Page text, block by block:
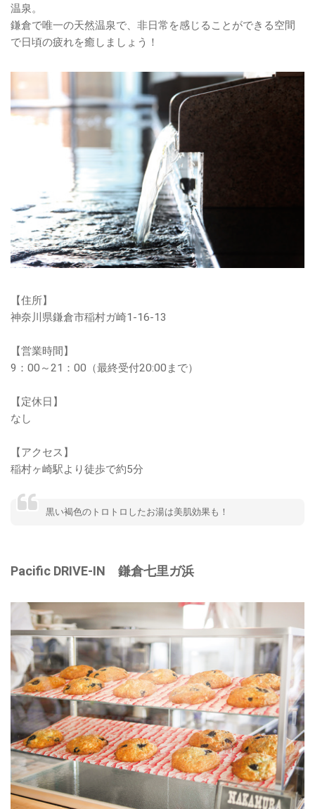
温泉。
鎌倉で唯一の天然温泉で、非日常を感じることができる空間
で日頃の疲れを癒しましょう！
【住所】
神奈川県鎌倉市稲村ガ崎1-16-13
【営業時間】
9：00～21：00（最終受付20:00まで）
【定休日】
なし
【アクセス】
稲村ヶ崎駅より徒歩で約5分
黒い褐色のトロトロしたお湯は美肌効果も！
Pacific DRIVE-IN 鎌倉七里ガ浜